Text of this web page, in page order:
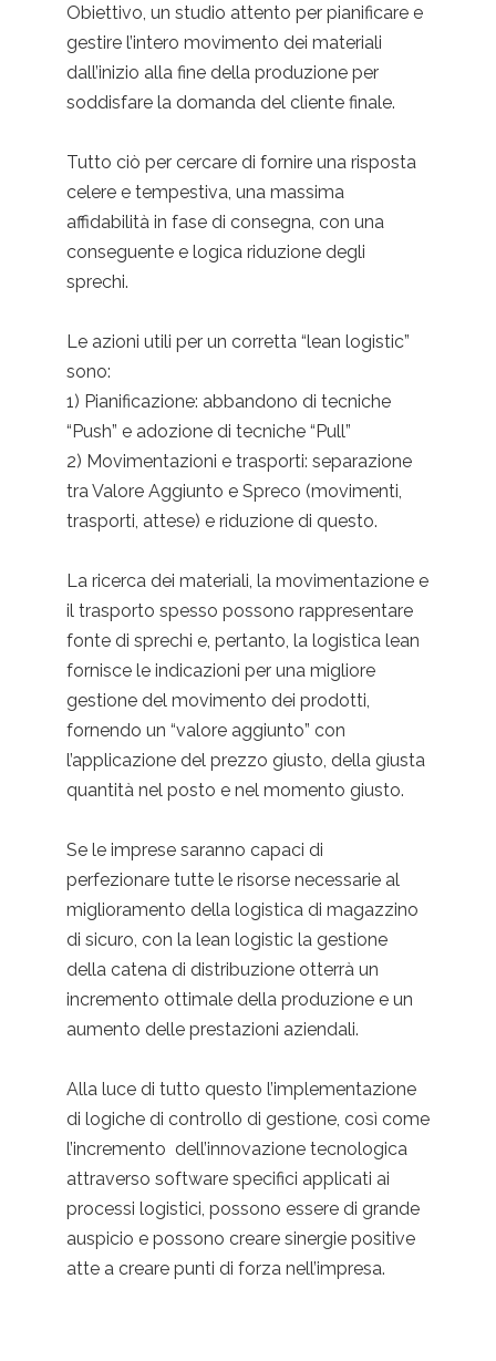
Obiettivo, un studio attento per pianificare e
gestire l’intero movimento dei materiali
dall’inizio alla fine della produzione per
soddisfare la domanda del cliente finale.
Tutto ciò per cercare di fornire una risposta
celere e tempestiva, una massima
affidabilità in fase di consegna, con una
conseguente e logica riduzione degli
sprechi.
Le azioni utili per un corretta “lean logistic”
sono:
1) Pianificazione: abbandono di tecniche
“Push” e adozione di tecniche “Pull”
2) Movimentazioni e trasporti: separazione
tra Valore Aggiunto e Spreco (movimenti,
trasporti, attese) e riduzione di questo.
La ricerca dei materiali, la movimentazione e
il trasporto spesso possono rappresentare
fonte di sprechi e, pertanto, la logistica lean
fornisce le indicazioni per una migliore
gestione del movimento dei prodotti,
fornendo un “valore aggiunto” con
l’applicazione del prezzo giusto, della giusta
quantità nel posto e nel momento giusto.
Se le imprese saranno capaci di
perfezionare tutte le risorse necessarie al
miglioramento della logistica di magazzino
di sicuro, con la lean logistic la gestione
della catena di distribuzione otterrà un
incremento ottimale della produzione e un
aumento delle prestazioni aziendali.
Alla luce di tutto questo l’implementazione
di logiche di controllo di gestione, così come
l’incremento dell’innovazione tecnologica
attraverso software specifici applicati ai
processi logistici, possono essere di grande
auspicio e possono creare sinergie positive
atte a creare punti di forza nell’impresa.